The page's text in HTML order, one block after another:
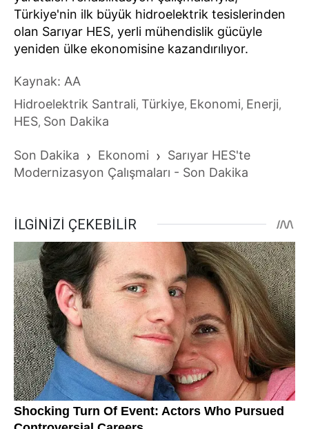
Türkiye'nin ilk büyük hidroelektrik tesislerinden
olan Sarıyar HES, yerli mühendislik gücüyle
yeniden ülke ekonomisine kazandırılıyor.
Kaynak: AA
Hidroelektrik Santrali, Türkiye, Ekonomi, Enerji,
HES, Son Dakika
Son Dakika › Ekonomi › Sarıyar HES'te
Modernizasyon Çalışmaları - Son Dakika